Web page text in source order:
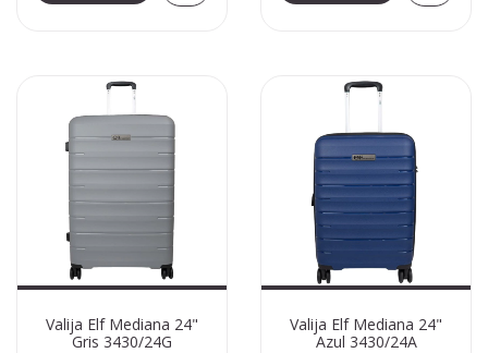
Valija Elf Mediana 24"
Gris 3430/24G
Valija Elf Mediana 24"
Azul 3430/24A